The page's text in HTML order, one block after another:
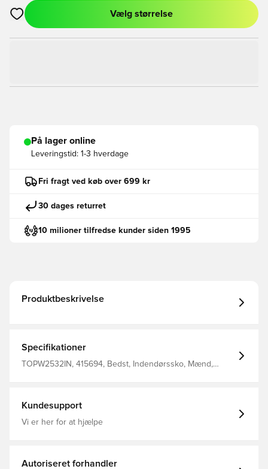
Åbner en Modal til at logge ind eller tilmelde dig som medlem
Vælg størrelse
På lager online
Leveringstid: 1-3 hverdage
Fri fragt ved køb over 699 kr
30 dages returret
10 milioner tilfredse kunder siden 1995
Produktbeskrivelse
Specifikationer
TOPW2532IN, 415694, Bedst, Indendørssko, Mænd,
Kundesupport
Vi er her for at hjælpe
Autoriseret forhandler